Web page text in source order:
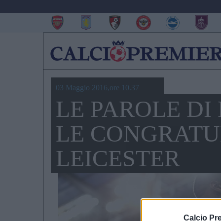
Calcio
03 Maggio 2016,ore 10.37
LE PAROLE DI
LE
LEICESTER